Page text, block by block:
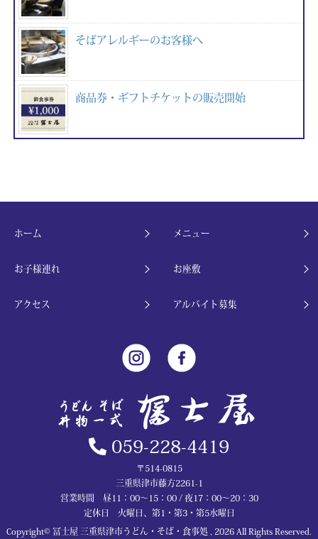
そばアレルギーのお客様へ
商品券・ギフトチケットの販売開始
ホーム メニュー
お子様連れ お座敷
アクセス アルバイト募集
059-228-4419
〒514-0815
三重県津市藤方2261-1
営業時間 昼11：00～15：00 / 夜17：00～20：30
定休日 火曜日、第1・第3・第5水曜日
Copyright© 冨士屋 三重県津市うどん・そば・食事処 , 2026 All Rights Reserved.